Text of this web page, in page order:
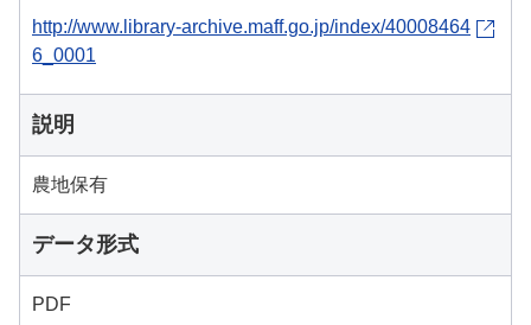
http://www.library-archive.maff.go.jp/index/40008464
6_0001
説明
農地保有
データ形式
PDF